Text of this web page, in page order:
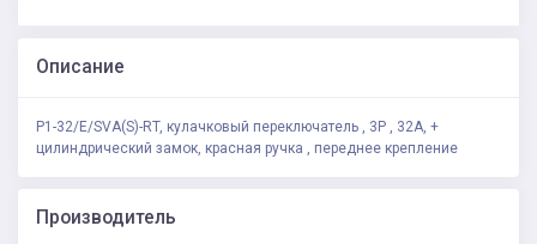
Описание
P1-32/E/SVA(S)-RT, кулачковый переключатель , 3P , 32A, +
цилиндрический замок, красная ручка , переднее крепление
Производитель